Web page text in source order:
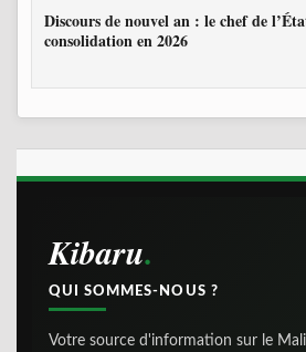
Discours de nouvel an : le chef de
consolidation en 2026
Kibaru
QUI SOMMES-NOUS ?
Votre source d'information sur le